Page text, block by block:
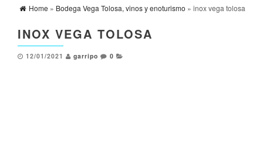
Home » Bodega Vega Tolosa, vinos y enoturismo » inox vega tolosa
INOX VEGA TOLOSA
12/01/2021 garripo 0